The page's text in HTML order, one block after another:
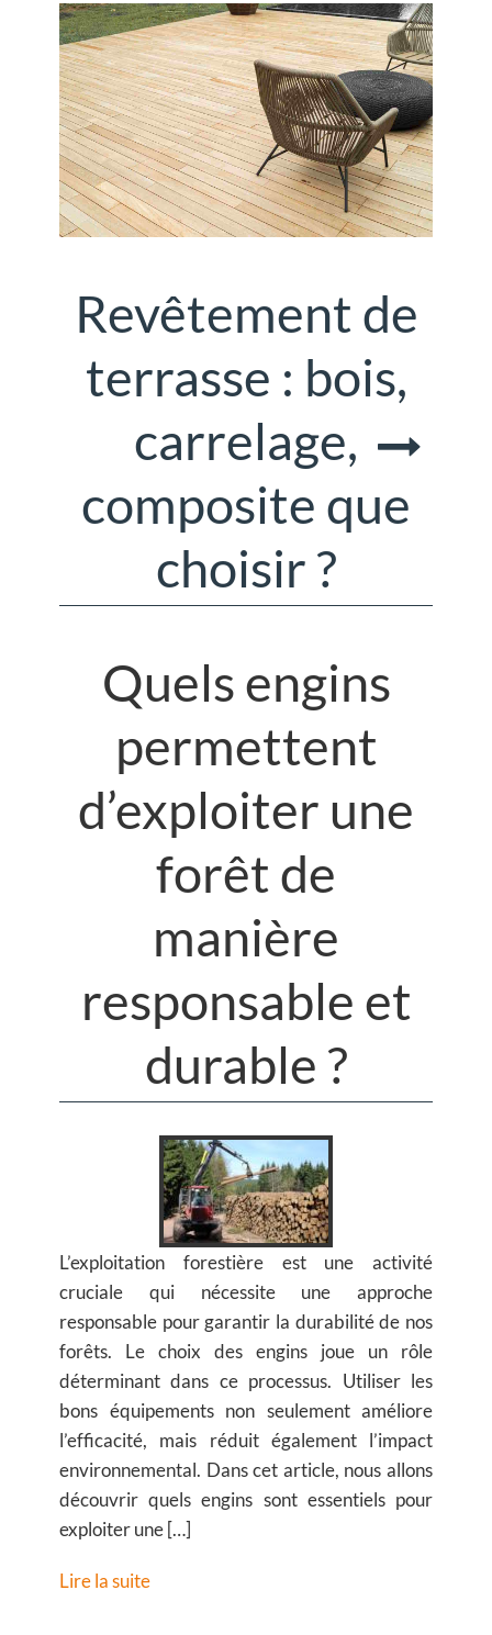
Revêtement de
terrasse : bois,
carrelage,
composite que
choisir ?
Quels engins
permettent
d’exploiter une
forêt de
manière
responsable et
durable ?
L’exploitation forestière est une activité
cruciale qui nécessite une approche
responsable pour garantir la durabilité de nos
forêts. Le choix des engins joue un rôle
déterminant dans ce processus. Utiliser les
bons équipements non seulement améliore
l’efficacité, mais réduit également l’impact
environnemental. Dans cet article, nous allons
découvrir quels engins sont essentiels pour
exploiter une […]
Lire la suite